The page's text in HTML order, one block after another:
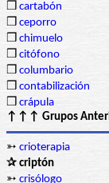
❒ cartabón
❒ ceporro
❒ chimuelo
❒ citófono
❒ columbario
❒ contabilización
❒ crápula
↑↑↑ Grupos
➳ crioterapia
✰ criptón
➳ crisólogo